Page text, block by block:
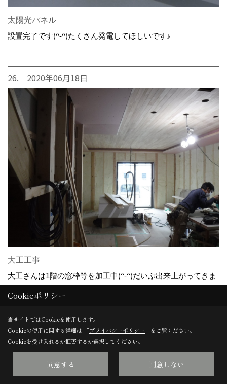
太陽光パネル
設置完了です(^-^)たくさん発電してほしいです♪
26. 2020年06月18日
大工工事
大工さんは1階の窓枠等を加工中(^-^)だいぶ出来上がってきま
したよね♪
27. 2020年06月18日
Cookieポリシー
当サイトではCookieを使用します。
Cookieの使用に関する詳細は 「プライバシーポリシー 」をご覧ください。
Cookieを受け入れるか拒否するか選択してください。
同意する 同意しない